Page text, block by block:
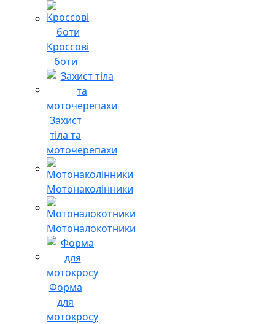
Кроссові
боти
Захист
тіла та
моточерепахи
Мотонаколінники
Мотоналокотники
Форма
для
мотокросу